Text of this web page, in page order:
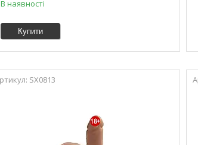
В наявності
Купити
SX0813